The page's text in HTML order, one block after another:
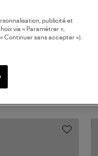
publicité et
via « Paramétrer »,
Continuer sans accepter »).